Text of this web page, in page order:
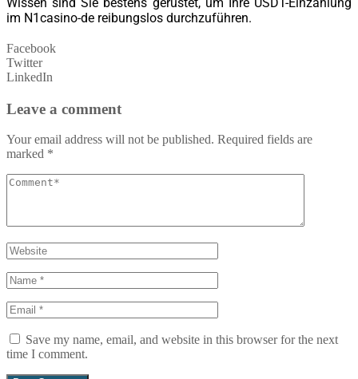
im N1casino-de reibungslos durchzuführen.
Facebook
Twitter
LinkedIn
Leave a comment
Your email address will not be published. Required fields are
marked *
Save my name, email, and website in this browser for the next
time I comment.